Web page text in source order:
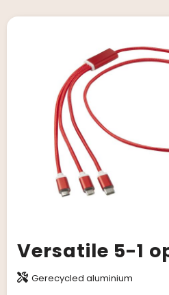
Gerecycled aluminium